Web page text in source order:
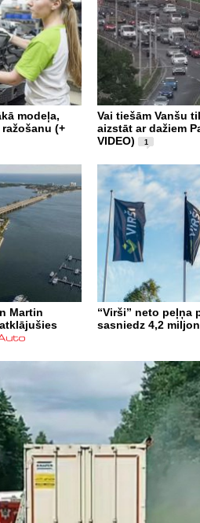
modeļa,
(+
Vai tiešām Vanšu
aizstāt ar dažiem
VIDEO)
1
Martin
“Virši” neto peļņa
sasniedz 4,2